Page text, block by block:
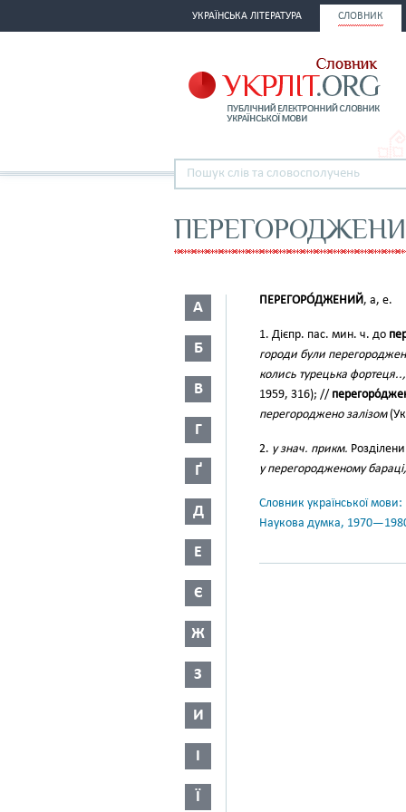
УКРАЇНСЬКА ЛІТЕРАТУРА СЛОВНИК
А
Б
В
Г
Ґ
Д
Е
Є
Ж
З
И
І
Ї
ПЕРЕГОРО́ДЖЕНИЙ, а, е.
1. Дієпр. пас. мин. ч. до
городи були
колись турецька
1959, 316); //
перегороджено залізом
2. у знач. прикм.
у перегородженому
Словник української
Наукова думка,